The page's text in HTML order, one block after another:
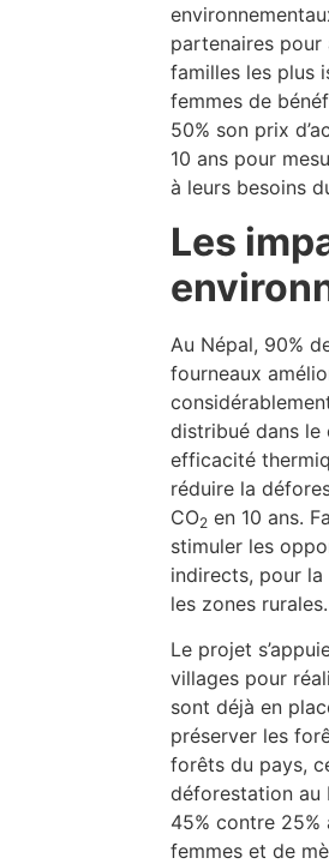
partenaires
familles les plus
femmes de
50% son prix
10 ans pour
à leurs besoins
Les
Au Népal, 90%
fourneaux
distribué dans le
efficacité
réduire la
CO2 en 10 ans.
stimuler les
indirects, pour
les zones rurales.
Le projet
villages pour
sont déjà en
préserver les
forêts du pays,
déforestation au
45% contre 25%
femmes et de